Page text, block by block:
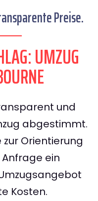
Preise.
UMZUG
und
abgestimmt.
Orientierung
ein
Kosten.